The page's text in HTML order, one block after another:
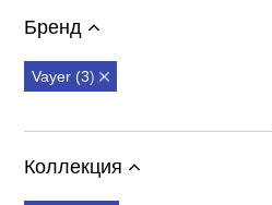
Бренд
Vayer (3)
Коллекция